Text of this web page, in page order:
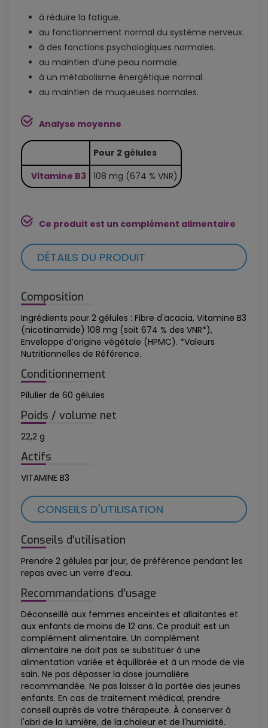
à réduire la fatigue.
au fonctionnement normal du système nerveux.
à des fonctions psychologiques normales.
au maintien d’une peau normale.
à un métabolisme énergétique normal.
au maintien de muqueuses normales.
Analyse moyenne
Pour 2 gélules
Vitamine B3 108 mg (674 % VNR)
Ce produit est un complément alimentaire
DÉTAILS DU PRODUIT
Composition
Ingrédients pour 2 gélules : Fibre d'acacia, Vitamine B3
(nicotinamide) 108 mg (soit 674 % des VNR*),
Enveloppe d’origine végétale (HPMC). *Valeurs
Nutritionnelles de Référence.
Conditionnement
Pilulier de 60 gélules
Poids / volume net
22,2 g
Actifs
VITAMINE B3
CONSEILS D'UTILISATION
Conseils d'utilisation
Prendre 2 gélules par jour, de préférence pendant les
repas avec un verre d’eau.
Recommandations d'usage
Déconseillé aux femmes enceintes et allaitantes et
aux enfants de moins de 12 ans. Ce produit est un
complément alimentaire. Un complément
alimentaire ne doit pas se substituer à une
alimentation variée et équilibrée et à un mode de vie
sain. Ne pas dépasser la dose journalière
recommandée. Ne pas laisser à la portée des jeunes
enfants. En cas de traitement médical, prendre
conseil auprès de votre thérapeute. À conserver à
l'abri de la lumière, de la chaleur et de l'humidité.